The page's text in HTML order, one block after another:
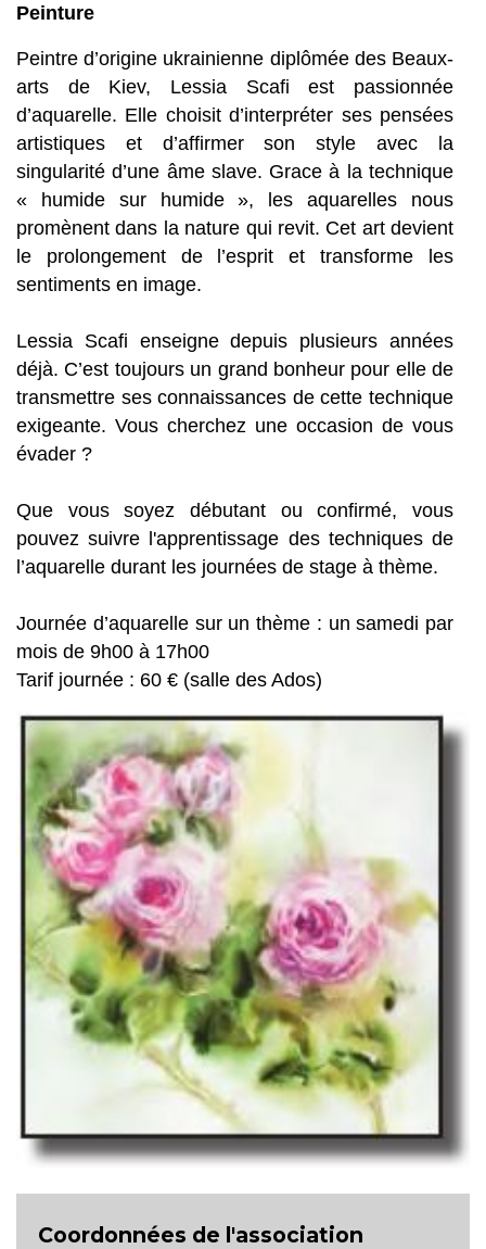
Peinture
Peintre d’origine ukrainienne diplômée des Beaux-
arts de Kiev, Lessia Scafi est passionnée
d’aquarelle. Elle choisit d’interpréter ses pensées
artistiques et d’affirmer son style avec la
singularité d’une âme slave. Grace à la technique
« humide sur humide », les aquarelles nous
promènent dans la nature qui revit. Cet art devient
le prolongement de l’esprit et transforme les
sentiments en image.
Lessia Scafi enseigne depuis plusieurs années
déjà. C’est toujours un grand bonheur pour elle de
transmettre ses connaissances de cette technique
exigeante. Vous cherchez une occasion de vous
évader ?
Que vous soyez débutant ou confirmé, vous
pouvez suivre l'apprentissage des techniques de
l’aquarelle durant les journées de stage à thème.
Journée d’aquarelle sur un thème : un samedi par
mois de 9h00 à 17h00
Tarif journée : 60 € (salle des Ados)
Coordonnées de l'association